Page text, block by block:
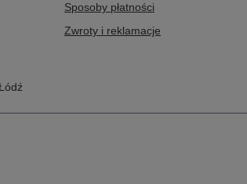
Sposoby płatności
Zwroty i reklamacje